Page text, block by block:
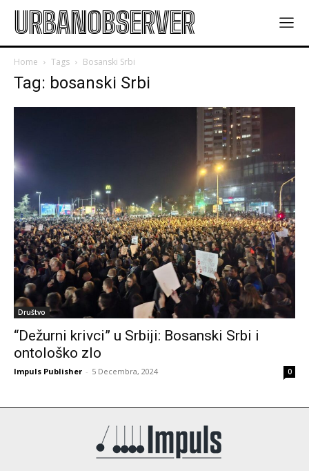
URBANOBSERVER
Home Tags Bosanski Srbi
Tag: bosanski Srbi
Društvo
“Dežurni krivci” u Srbiji: Bosanski Srbi i
ontološko zlo
Impuls Publisher - 5 Decembra, 2024 0